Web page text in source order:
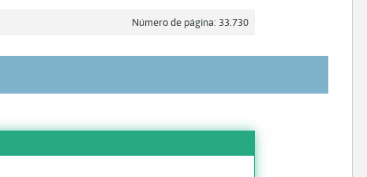
Número de página: 33.730